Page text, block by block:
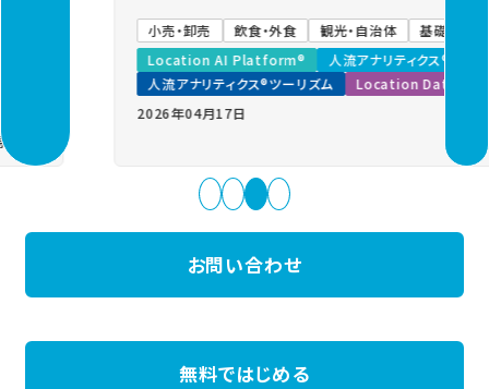
飲食・外食 観光・自治体
基礎知識
Location AI Platform®
人流アナリティクス®
人流アナリティクス®ツーリズム
Location Data Service
2026年04月17日
お問い合わせ
無料ではじめる